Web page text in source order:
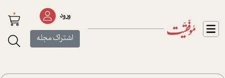
ورود
اشتراک مجله
0